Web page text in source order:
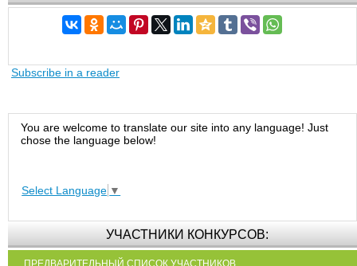
Subscribe in a reader
You are welcome to translate our site into any language! Just
chose the language below!
Select Language ▼
УЧАСТНИКИ КОНКУРСОВ: